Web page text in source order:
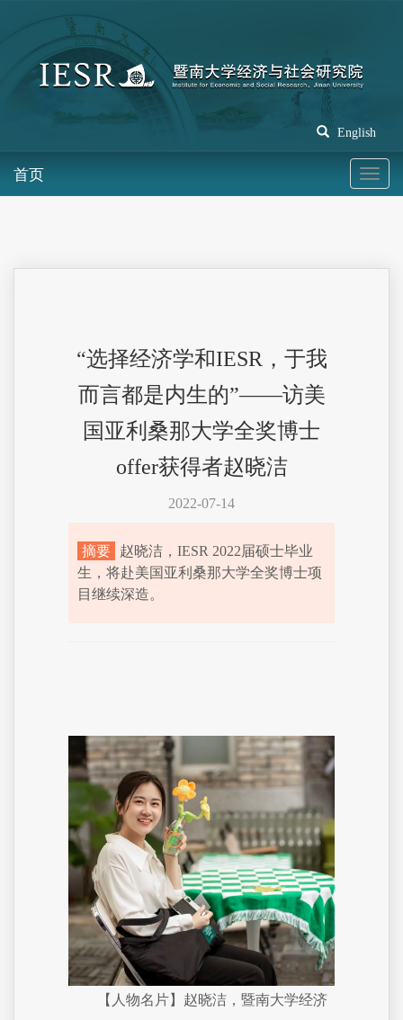
English
首页
“选择经济学和IESR，于我
而言都是内生的”——访美
国亚利桑那大学全奖博士
offer获得者赵晓洁
2022-07-14
摘要
赵晓洁，IESR 2022届硕士毕业
生，将赴美国亚利桑那大学全奖博士项
目继续深造。
【人物名片】赵晓洁，暨南大学经济